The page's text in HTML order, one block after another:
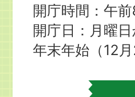
町
役
場
開庁時間：午
開庁日：月曜
年末年始（12